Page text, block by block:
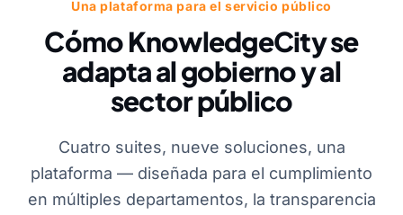
Una plataforma para el servicio público
Cómo KnowledgeCity se
adapta al gobierno y al
sector público
Cuatro suites, nueve soluciones, una
plataforma — diseñada para el cumplimiento
en múltiples departamentos, la transparencia